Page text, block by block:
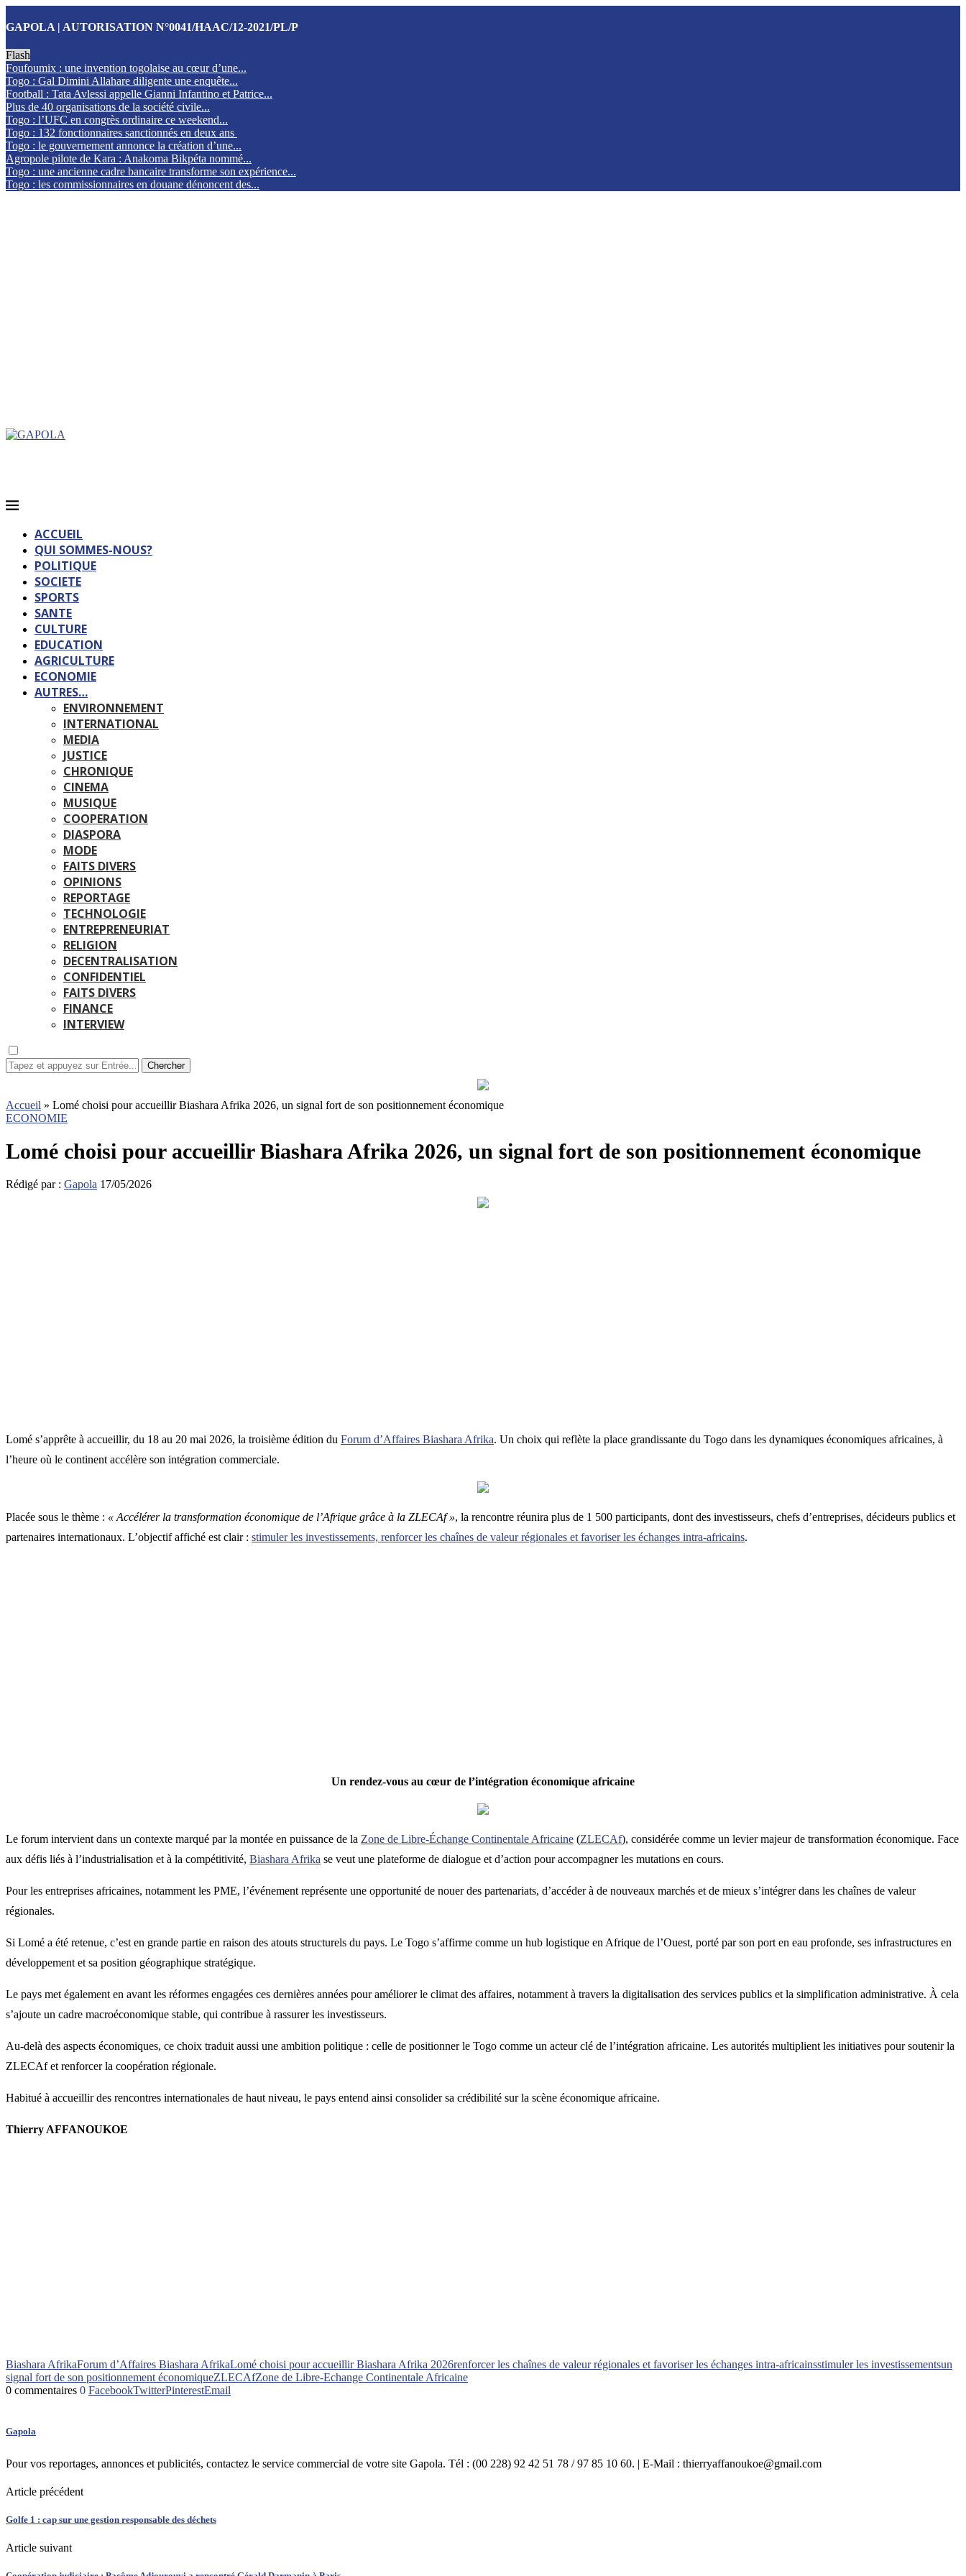
GAPOLA | AUTORISATION N°0041/HAAC/12-2021/PL/P
Flash
Foufoumix : une invention togolaise au cœur d’une...
Togo : Gal Dimini Allahare diligente une enquête...
Football : Tata Avlessi appelle Gianni Infantino et Patrice...
Plus de 40 organisations de la société civile...
Togo : l’UFC en congrès ordinaire ce weekend...
Togo : 132 fonctionnaires sanctionnés en deux ans
Togo : le gouvernement annonce la création d’une...
Agropole pilote de Kara : Anakoma Bikpéta nommé...
Togo : une ancienne cadre bancaire transforme son expérience...
Togo : les commissionnaires en douane dénoncent des...
ACCUEIL
QUI SOMMES-NOUS?
POLITIQUE
SOCIETE
SPORTS
SANTE
CULTURE
EDUCATION
AGRICULTURE
ECONOMIE
AUTRES…
ENVIRONNEMENT
INTERNATIONAL
MEDIA
JUSTICE
CHRONIQUE
CINEMA
MUSIQUE
COOPERATION
DIASPORA
MODE
FAITS DIVERS
OPINIONS
REPORTAGE
TECHNOLOGIE
ENTREPRENEURIAT
RELIGION
DECENTRALISATION
CONFIDENTIEL
FAITS DIVERS
FINANCE
INTERVIEW
Chercher
Accueil » Lomé choisi pour accueillir Biashara Afrika 2026, un signal fort de son positionnement économique
ECONOMIE
Lomé choisi pour accueillir Biashara Afrika 2026, un signal fort de son positionnement économique
Rédigé par : Gapola 17/05/2026
Lomé s’apprête à accueillir, du 18 au 20 mai 2026, la troisième édition du Forum d’Affaires Biashara Afrika. Un choix qui reflète la place grandissante du Togo dans les dynamiques économiques africaines, à
l’heure où le continent accélère son intégration commerciale.
Placée sous le thème : « Accélérer la transformation économique de l’Afrique grâce à la ZLECAf », la rencontre réunira plus de 1 500 participants, dont des investisseurs, chefs d’entreprises, décideurs publics et
partenaires internationaux. L’objectif affiché est clair : stimuler les investissements, renforcer les chaînes de valeur régionales et favoriser les échanges intra-africains.
Un rendez-vous au cœur de l’intégration économique africaine
Le forum intervient dans un contexte marqué par la montée en puissance de la Zone de Libre-Échange Continentale Africaine (ZLECAf), considérée comme un levier majeur de transformation économique. Face
aux défis liés à l’industrialisation et à la compétitivité, Biashara Afrika se veut une plateforme de dialogue et d’action pour accompagner les mutations en cours.
Pour les entreprises africaines, notamment les PME, l’événement représente une opportunité de nouer des partenariats, d’accéder à de nouveaux marchés et de mieux s’intégrer dans les chaînes de valeur
régionales.
Si Lomé a été retenue, c’est en grande partie en raison des atouts structurels du pays. Le Togo s’affirme comme un hub logistique en Afrique de l’Ouest, porté par son port en eau profonde, ses infrastructures en
développement et sa position géographique stratégique.
Le pays met également en avant les réformes engagées ces dernières années pour améliorer le climat des affaires, notamment à travers la digitalisation des services publics et la simplification administrative. À cela
s’ajoute un cadre macroéconomique stable, qui contribue à rassurer les investisseurs.
Au-delà des aspects économiques, ce choix traduit aussi une ambition politique : celle de positionner le Togo comme un acteur clé de l’intégration africaine. Les autorités multiplient les initiatives pour soutenir la
ZLECAf et renforcer la coopération régionale.
Habitué à accueillir des rencontres internationales de haut niveau, le pays entend ainsi consolider sa crédibilité sur la scène économique africaine.
Thierry AFFANOUKOE
Biashara AfrikaForum d’Affaires Biashara AfrikaLomé choisi pour accueillir Biashara Afrika 2026renforcer les chaînes de valeur régionales et favoriser les échanges intra-africainsstimuler les investissementsun
signal fort de son positionnement économiqueZLECAfZone de Libre-Echange Continentale Africaine
0 commentaires 0 FacebookTwitterPinterestEmail
Gapola
Pour vos reportages, annonces et publicités, contactez le service commercial de votre site Gapola. Tél : (00 228) 92 42 51 78 / 97 85 10 60. | E-Mail : thierryaffanoukoe@gmail.com
Article précédent
Golfe 1 : cap sur une gestion responsable des déchets
Article suivant